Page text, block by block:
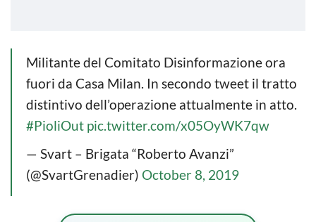
Militante del Comitato Disinformazione ora
fuori da Casa Milan. In secondo tweet il tratto
distintivo dell’operazione attualmente in atto.
#PioliOut pic.twitter.com/x05OyWK7qw
— Svart – Brigata “Roberto Avanzi”
(@SvartGrenadier) October 8, 2019